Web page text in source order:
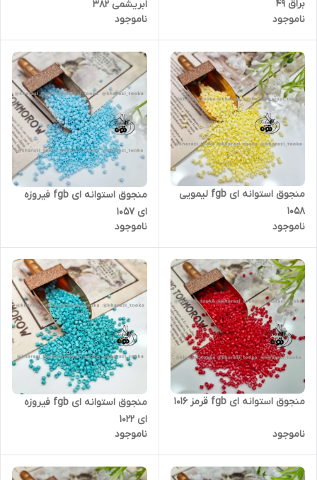
براق ۴۹
ناموجود
ابریشمی ۳۸۲
ناموجود
منجوق استوانه ای fgb لیمویی
۱۰۵۸
ناموجود
منجوق استوانه ای fgb فیروزه
ای ۱۰۵۷
ناموجود
منجوق استوانه ای fgb قرمز ۱۰۱۶
ناموجود
منجوق استوانه ای fgb فیروزه
ای ۱۰۲۲
ناموجود